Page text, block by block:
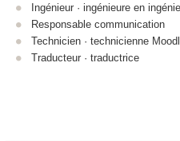
Ingénieur · ingénieure en
Responsable communication
Technicien · technicienne
Traducteur · traductrice